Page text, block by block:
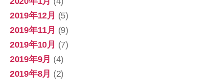
2019年12月 (5)
2019年11月 (9)
2019年10月 (7)
2019年9月 (4)
2019年8月 (2)